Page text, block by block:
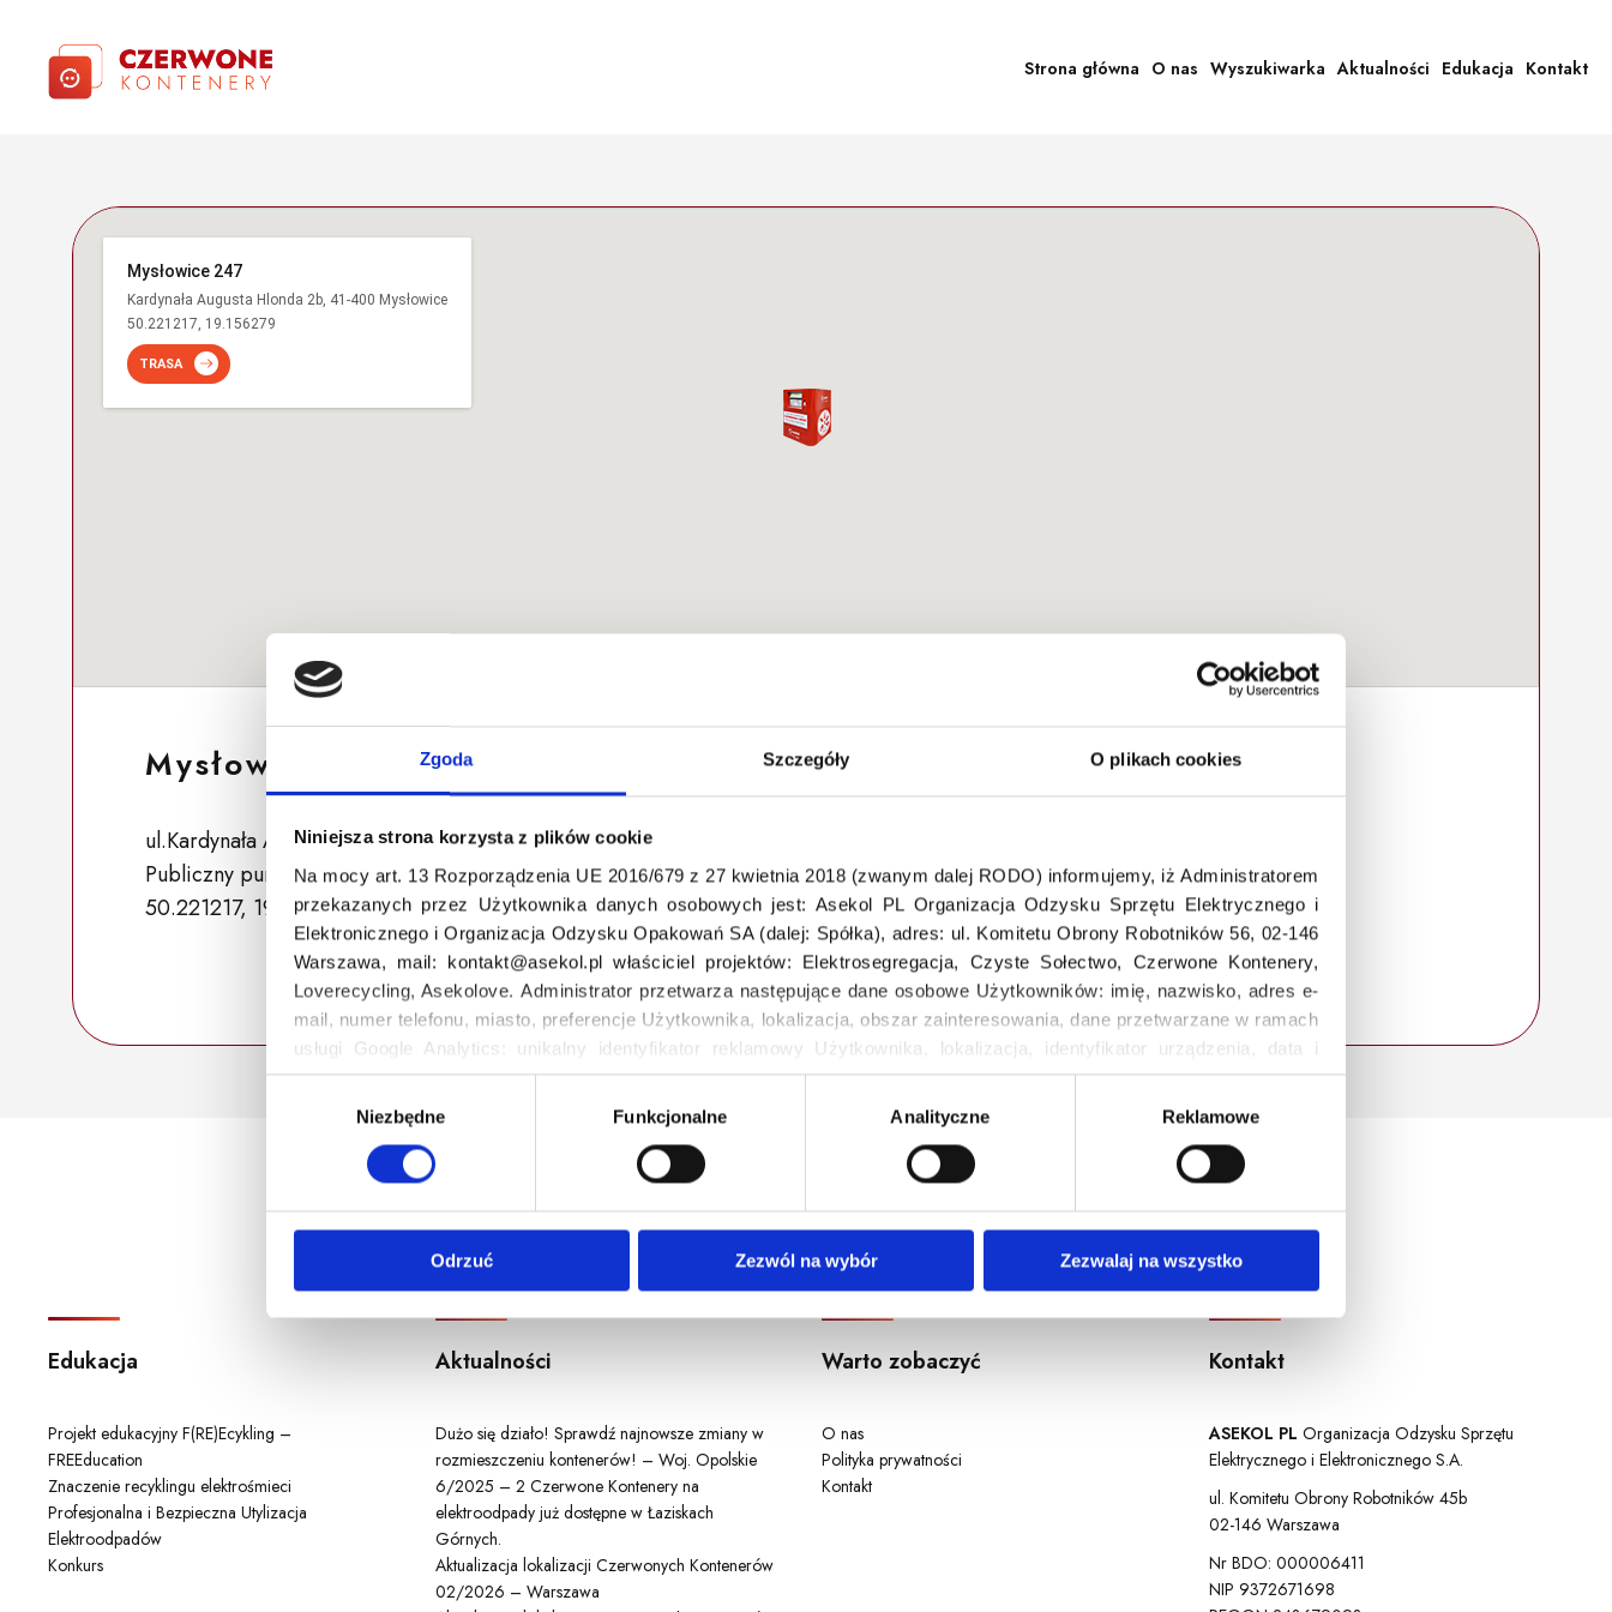
Zgoda Szczegóły O plikach cookies
Niniejsza strona korzysta z plików cookie
Na mocy art. 13 Rozporządzenia UE 2016/679 z 27 kwietnia 2018 (zwanym dalej RODO) informujemy, iż Administratorem
przekazanych przez Użytkownika danych osobowych jest: Asekol PL Organizacja Odzysku Sprzętu Elektrycznego i
Elektronicznego i Organizacja Odzysku Opakowań SA (dalej: Spółka), adres: ul. Komitetu Obrony Robotników 56, 02-146
Warszawa, mail: kontakt@asekol.pl właściciel projektów: Elektrosegregacja, Czyste Sołectwo, Czerwone Kontenery,
Loverecycling, Asekolove. Administrator przetwarza następujące dane osobowe Użytkowników: imię, nazwisko, adres e-
mail, numer telefonu, miasto, preferencje Użytkownika, lokalizacja, obszar zainteresowania, dane przetwarzane w ramach
usługi Google Analytics: unikalny identyfikator reklamowy Użytkownika, lokalizacja, identyfikator urządzenia, data i
godzina korzystania z serwisu, dane demograficzne: kraj, miasto, język, płeć, wiek, typ i wersja systemu operacyjnego.
d
Niezbędne Funkcjonalne Analityczne Reklamowe
Odrzuć Zezwól na wybór Zezwalaj na wszystko
Strona główna O nas Wyszukiwarka Aktualności Edukacja Kontakt
Mysłowice 247
Kardynała Augusta Hlonda 2b, 41-400 Mysłowice
50.221217, 19.156279
TRASA
Mysłowice 247
ul.Kardynała Augusta Hlonda 2b, 41-400 Mysłowice, Polska
Publiczny punkt zbiórki
50.221217, 19.156279
Edukacja
Projekt edukacyjny F(RE)Ecykling –
FREEducation
Znaczenie recyklingu elektrośmieci
Profesjonalna i Bezpieczna Utylizacja
Elektroodpadów
Konkurs
Aktualności
Dużo się działo! Sprawdź najnowsze zmiany w
rozmieszczeniu kontenerów! – Woj. Opolskie
6/2025 – 2 Czerwone Kontenery na
elektroodpady już dostępne w Łaziskach
Górnych.
Aktualizacja lokalizacji Czerwonych Kontenerów
02/2026 – Warszawa
Warto zobaczyć
O nas
Polityka prywatności
Kontakt
Kontakt
ASEKOL PL Organizacja Odzysku Sprzętu
Elektrycznego i Elektronicznego S.A.
ul. Komitetu Obrony Robotników 45b
02-146 Warszawa
Nr BDO: 000006411
NIP 9372671698